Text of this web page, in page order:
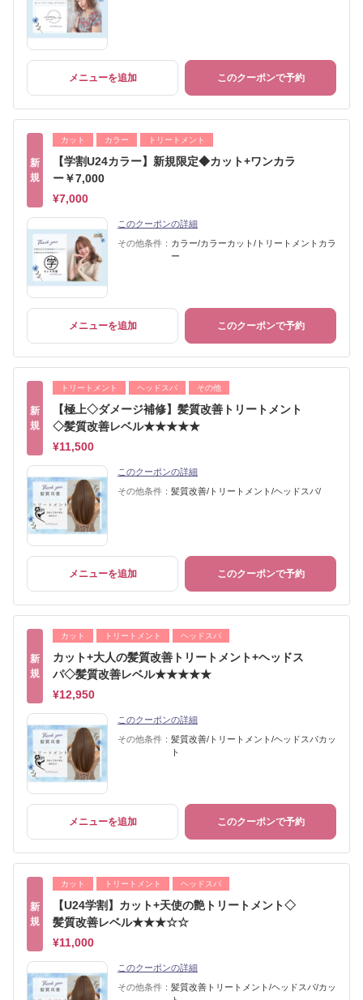
メニューを追加 このクーポンで予約
新
規
カット カラー トリートメント
【学割U24カラー】新規限定◆カット+ワンカラ
ー￥7,000
¥7,000
このクーポンの詳細
その他条件： カラー/カラーカット/トリートメントカラ
ー
メニューを追加 このクーポンで予約
新
規
トリートメント ヘッドスパ その他
【極上◇ダメージ補修】髪質改善トリートメント
◇髪質改善レベル★★★★★
¥11,500
このクーポンの詳細
その他条件： 髪質改善/トリートメント/ヘッドスパ/
メニューを追加 このクーポンで予約
新
規
カット トリートメント ヘッドスパ
カット+大人の髪質改善トリートメント+ヘッドス
パ◇髪質改善レベル★★★★★
¥12,950
このクーポンの詳細
その他条件： 髪質改善/トリートメント/ヘッドスパカッ
ト
メニューを追加 このクーポンで予約
新
規
カット トリートメント ヘッドスパ
【U24学割】カット+天使の艶トリートメント◇
髪質改善レベル★★★☆☆
¥11,000
このクーポンの詳細
その他条件： 髪質改善トリートメント/ヘッドスパ/カッ